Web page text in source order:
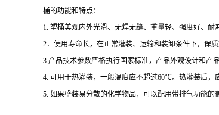
桶的功能和特点：
1. 塑桶美观内外光滑、无焊无缝、重量轻、强度好、耐
2．使用寿命长，在正常灌装、运输和装卸条件下，保质
3 产品技术参数严格执行国家标准，产品外观设计和产
4. 可用于热灌装，一般温度应不超过60℃。热灌装后，
5. 如果盛装易分散的化学物品，可以配用带排气功能的